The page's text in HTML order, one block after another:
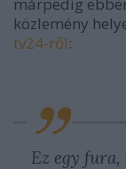
közlemény
tv24-ről:
Ez egy